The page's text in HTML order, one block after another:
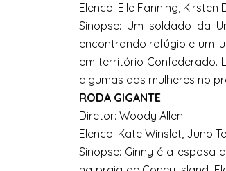
Elenco: Elle Fanning, Kirsten
Sinopse: Um soldado da
encontrando refúgio e um
em território Confederado.
algumas das mulheres no
RODA GIGANTE
Diretor: Woody Allen
Elenco: Kate Winslet, Juno
Sinopse: Ginny é a esposa